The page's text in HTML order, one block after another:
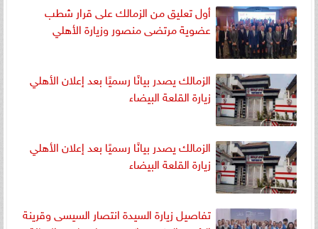
أول تعليق من الزمالك على قرار شطب
عضوية مرتضى منصور وزيارة الأهلي
الزمالك يصدر بيانًا رسميًا بعد إعلان الأهلي
زيارة القلعة البيضاء
الزمالك يصدر بيانًا رسميًا بعد إعلان الأهلي
زيارة القلعة البيضاء
تفاصيل زيارة السيدة انتصار السيسى وقرينة